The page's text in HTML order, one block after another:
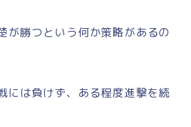
が勝つという何か策略があるの
には負けず、ある程度進撃を続